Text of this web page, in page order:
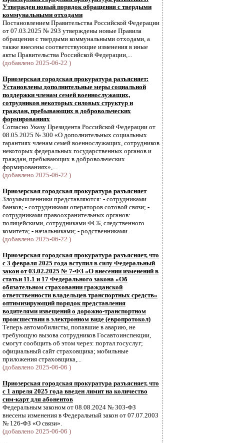
Утвержден новый порядок обращения с твердыми
коммунальными отходами
Постановлением Правительства Российской Федерации
от 07.03.2025 № 293 утверждены новые Правила
обращения с твердыми коммунальными отходами, а
также внесены соответствующие изменения в иные
акты Правительства Российской Федерации,...
(добавлено 2025-06-22 )
Приозерская городская прокуратура разъясняет:
Установлены дополнительные меры социальной
поддержки членам семей военнослужащих,
сотрудников некоторых силовых структур и
граждан, пребывающих в добровольческих
формированиях
Согласно Указу Президента Российской Федерации от
08.05.2025 № 300 «О дополнительных социальных
гарантиях членам семей военнослужащих, сотрудников
некоторых федеральных государственных органов и
граждан, пребывающих в добровольческих
формированиях»,...
(добавлено 2025-06-22 )
Приозерская городская прокуратура разъясняет
Злоумышленники представляются: - сотрудниками
банков; - сотрудниками операторов сотовой связи; -
сотрудниками правоохранительных органов:
полицейскими, сотрудниками ФСБ, следственного
комитета; - начальниками; - родственниками.
(добавлено 2025-06-22 )
Приозерская городская прокуратура разъясняет, что
с 3 февраля 2025 года вступил в силу Федеральный
закон от 03.02.2025 № 7-ФЗ «О внесении изменений в
статьи 11.1 и 17 Федерального закона «Об
обязательном страховании гражданской
ответственности владельцев транспортных средств»
оптимизирующий порядок представления
водителями извещений о дорожно-транспортном
происшествии в электронном виде (европротокол)
Теперь автомобилисты, попавшие в аварию, не
требующую вызова сотрудников Госавтоинспекции,
смогут сообщить об этом через: портал госуслуг;
официальный сайт страховщика; мобильные
приложения страховщика,...
(добавлено 2025-06-06 )
Приозерская городская прокуратура разъясняет, что
с 1 апреля 2025 года введен лимит на количество
сим-карт для абонентов
Федеральным законом от 08.08.2024 № 303-ФЗ
внесены изменения в Федеральный закон от 07.07.2003
№ 126-ФЗ «О связи».
(добавлено 2025-06-06 )